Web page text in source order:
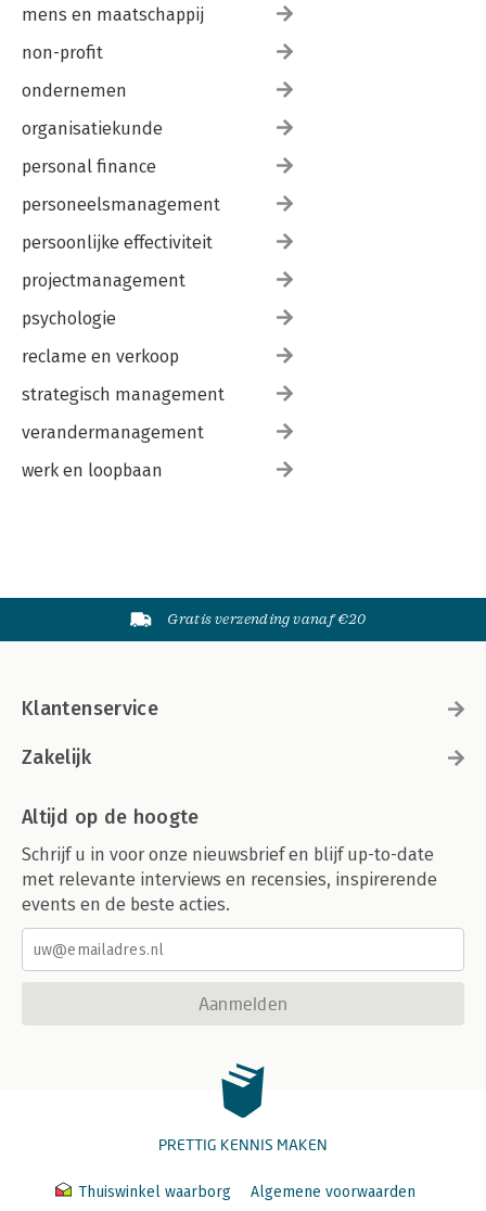
mens en maatschappij
non-profit
ondernemen
organisatiekunde
personal finance
personeelsmanagement
persoonlijke effectiviteit
projectmanagement
psychologie
reclame en verkoop
strategisch management
verandermanagement
werk en loopbaan
Gratis verzending vanaf €20
Klantenservice
Zakelijk
Altijd op de hoogte
Schrijf u in voor onze nieuwsbrief en blijf up-to-date
met relevante interviews en recensies, inspirerende
events en de beste acties.
Aanmelden
PRETTIG KENNIS MAKEN
Thuiswinkel waarborg Algemene voorwaarden